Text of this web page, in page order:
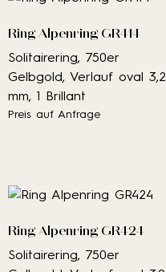
Ring Alpenring GR414
Solitairering, 750er
Gelbgold, Verlauf oval 3,2
mm, 1 Brillant
Preis auf Anfrage
Ring Alpenring GR424
Solitairering, 750er